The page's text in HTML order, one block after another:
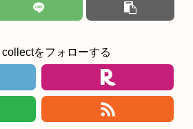
collectをフォローする